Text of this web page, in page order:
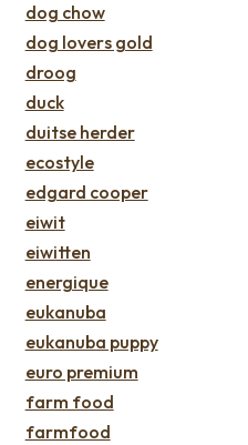
dog chow
dog lovers gold
droog
duck
duitse herder
ecostyle
edgard cooper
eiwit
eiwitten
energique
eukanuba
eukanuba puppy
euro premium
farm food
farmfood